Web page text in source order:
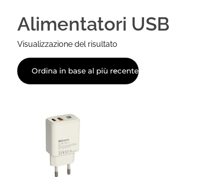
Alimentatori USB
Visualizzazione del risultato